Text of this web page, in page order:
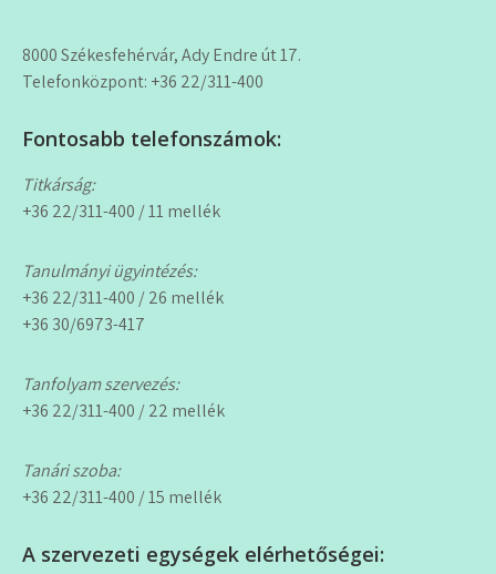
8000 Székesfehérvár, Ady Endre út 17.
Telefonközpont: +36 22/311-400
Fontosabb telefonszámok:
Titkárság:
+36 22/311-400 / 11 mellék
Tanulmányi ügyintézés:
+36 22/311-400 / 26 mellék
+36 30/6973-417
Tanfolyam szervezés:
+36 22/311-400 / 22 mellék
Tanári szoba:
+36 22/311-400 / 15 mellék
A szervezeti egységek elérhetőségei: